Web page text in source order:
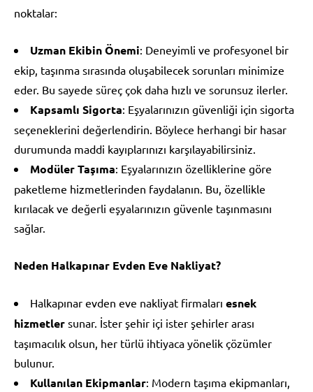
noktalar:
Uzman Ekibin Önemi: Deneyimli ve profesyonel bir
ekip, taşınma sırasında oluşabilecek sorunları minimize
eder. Bu sayede süreç çok daha hızlı ve sorunsuz ilerler.
Kapsamlı Sigorta: Eşyalarınızın güvenliği için sigorta
seçeneklerini değerlendirin. Böylece herhangi bir hasar
durumunda maddi kayıplarınızı karşılayabilirsiniz.
Modüler Taşıma: Eşyalarınızın özelliklerine göre
paketleme hizmetlerinden faydalanın. Bu, özellikle
kırılacak ve değerli eşyalarınızın güvenle taşınmasını
sağlar.
Neden Halkapınar Evden Eve Nakliyat?
Halkapınar evden eve nakliyat firmaları esnek
hizmetler sunar. İster şehir içi ister şehirler arası
taşımacılık olsun, her türlü ihtiyaca yönelik çözümler
bulunur.
Kullanılan Ekipmanlar: Modern taşıma ekipmanları,